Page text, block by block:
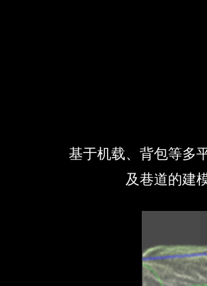
基于机载、背包等多
及巷道的建